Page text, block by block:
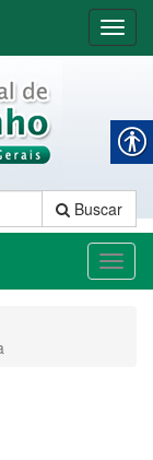
Buscar